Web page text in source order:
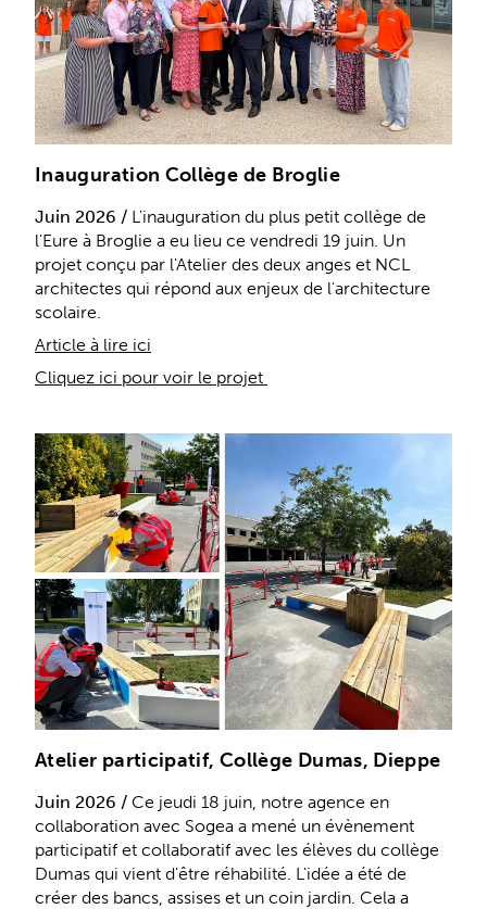
Inauguration Collège de Broglie
Juin 2026 / L'inauguration du plus petit collège de
l'Eure à Broglie a eu lieu ce vendredi 19 juin. Un
projet conçu par l'Atelier des deux anges et NCL
architectes qui répond aux enjeux de l'architecture
scolaire.
Article à lire ici
Cliquez ici pour voir le projet
Atelier participatif, Collège Dumas, Dieppe
Juin 2026 / Ce jeudi 18 juin, notre agence en
collaboration avec Sogea a mené un évènement
participatif et collaboratif avec les élèves du collège
Dumas qui vient d'être réhabilité. L'idée a été de
créer des bancs, assises et un coin jardin. Cela a